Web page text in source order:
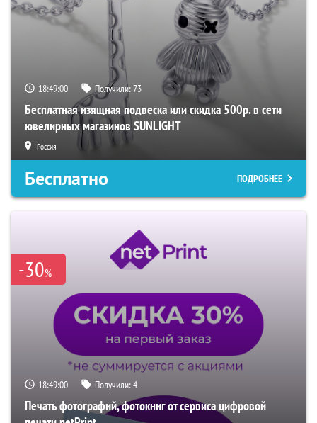
18:48:59 Получили:73
Бесплатная изящная подвеска или скидка 500р. в сети
ювелирных магазинов SUNLIGHT
Россия
Бесплатно ПОДРОБНЕЕ
-30%
18:48:59 Получили:4
Печать фотографий, фотокниг от сервиса цифровой